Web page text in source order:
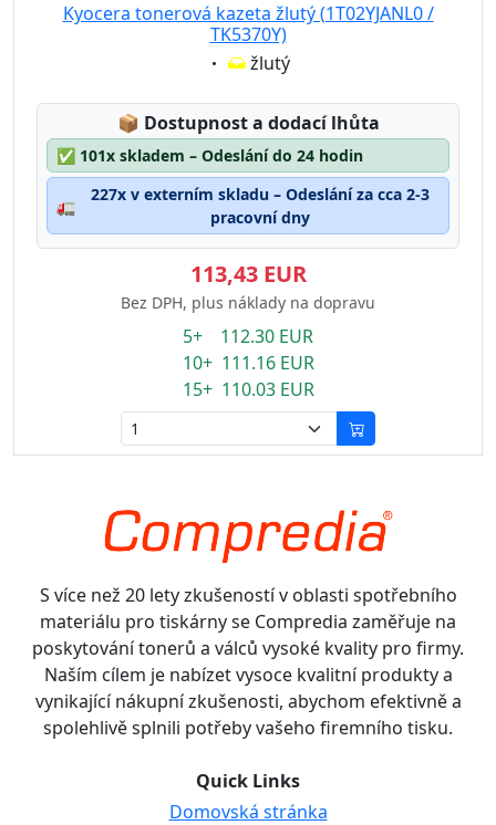
Kyocera tonerová kazeta žlutý (1T02YJANL0 /
TK5370Y)
Eigenschaft:
žlutý
📦 Lagerstatus:
Dostupnost a dodací lhůta
✅ 101x skladem – Odeslání do 24 hodin
🚛
227x v externím skladu – Odeslání za cca 2-3
pracovní dny
113,43 EUR
Bez DPH, plus náklady na dopravu
5+ 112.30 EUR
10+ 111.16 EUR
15+ 110.03 EUR
S více než 20 lety zkušeností v oblasti spotřebního
materiálu pro tiskárny se Compredia zaměřuje na
poskytování tonerů a válců vysoké kvality pro firmy.
Naším cílem je nabízet vysoce kvalitní produkty a
vynikající nákupní zkušenosti, abychom efektivně a
spolehlivě splnili potřeby vašeho firemního tisku.
Quick Links
Domovská stránka